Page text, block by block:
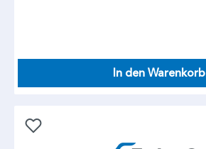
In den Warenkorb